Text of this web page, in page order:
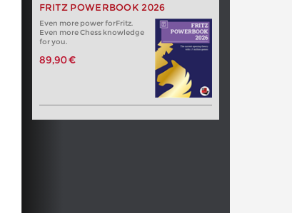
FRITZ POWERBOOK 2026
Even more power forFritz.
Even more Chess knowledge
for you.
89,90 €